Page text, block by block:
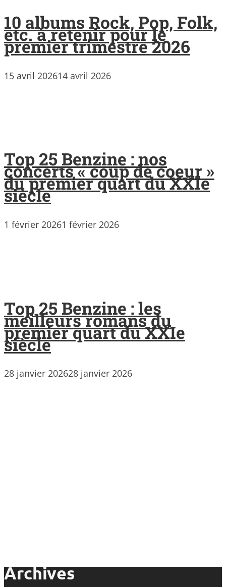
10 albums Rock, Pop, Folk,
etc. à retenir pour le
premier trimestre 2026
15 avril 202614 avril 2026
Top 25 Benzine : nos
concerts « coup de coeur »
du premier quart du XXIe
siècle
1 février 20261 février 2026
Top 25 Benzine : les
meilleurs romans du
premier quart du XXIe
siècle
28 janvier 202628 janvier 2026
Archives